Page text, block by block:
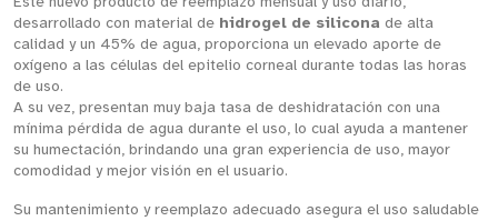
desarrollado con material de hidrogel de silicona de alta
calidad y un 45% de agua, proporciona un elevado aporte de
oxígeno a las células del epitelio corneal durante todas las horas
de uso.
A su vez, presentan muy baja tasa de deshidratación con una
mínima pérdida de agua durante el uso, lo cual ayuda a mantener
su humectación, brindando una gran experiencia de uso, mayor
comodidad y mejor visión en el usuario.
Su mantenimiento y reemplazo adecuado asegura el uso saludable